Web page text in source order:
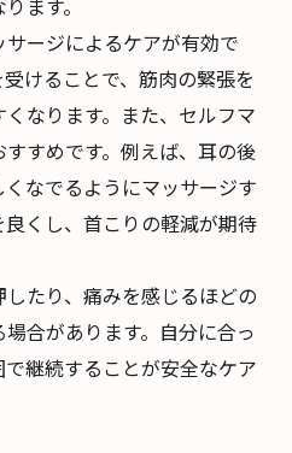
ます。
ージによるケアが有効で
けることで、筋肉の緊張を
なります。また、セルフマ
すめです。例えば、耳の後
なでるようにマッサージす
くし、首こりの軽減が期待
たり、痛みを感じるほどの
合があります。自分に合っ
継続することが安全なケア